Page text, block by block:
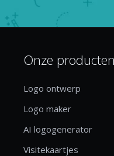
Onze producten
Logo ontwerp
Logo maker
AI logogenerator
Visitekaartjes